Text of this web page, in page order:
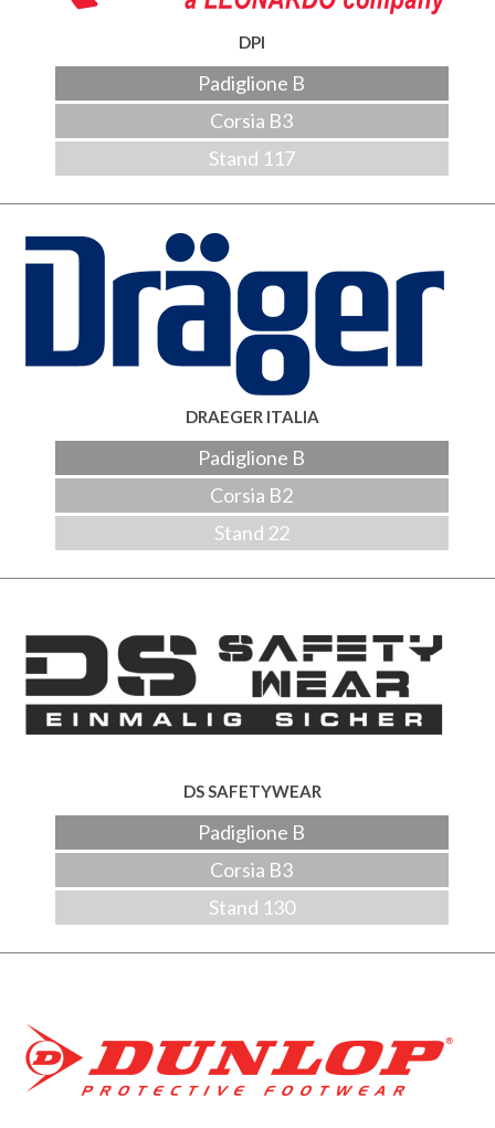
DPI
Padiglione B
Corsia B3
Stand 117
DRAEGER ITALIA
Padiglione B
Corsia B2
Stand 22
DS SAFETYWEAR
Padiglione B
Corsia B3
Stand 130